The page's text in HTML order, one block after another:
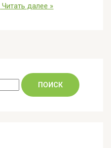
Читать далее »